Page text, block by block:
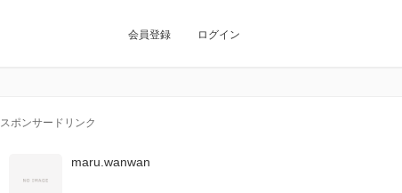
会員登録 ログイン
スポンサードリンク
maru.wanwan